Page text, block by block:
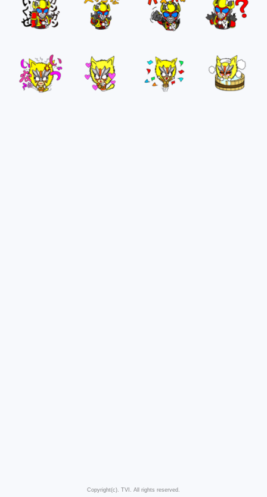
Copyright(c). TVI. All rights reserved.